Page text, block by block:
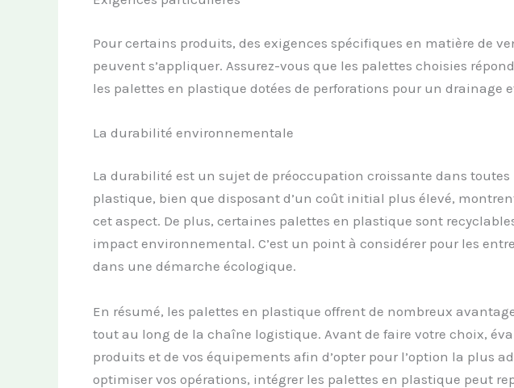
Pour certains produits, des exigences spécifiques en matière de
peuvent s’appliquer. Assurez-vous que les palettes choisies
les palettes en plastique dotées de perforations pour un drainage
La durabilité environnementale
La durabilité est un sujet de préoccupation croissante dans toutes
plastique, bien que disposant d’un coût initial plus élevé,
cet aspect. De plus, certaines palettes en plastique sont
impact environnemental. C’est un point à considérer pour les
dans une démarche écologique.
En résumé, les palettes en plastique offrent de nombreux
tout au long de la chaîne logistique. Avant de faire votre choix,
produits et de vos équipements afin d’opter pour l’option la plus
optimiser vos opérations, intégrer les palettes en plastique peut